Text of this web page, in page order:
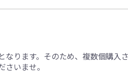
ります。そのため、複数個購
いませ。